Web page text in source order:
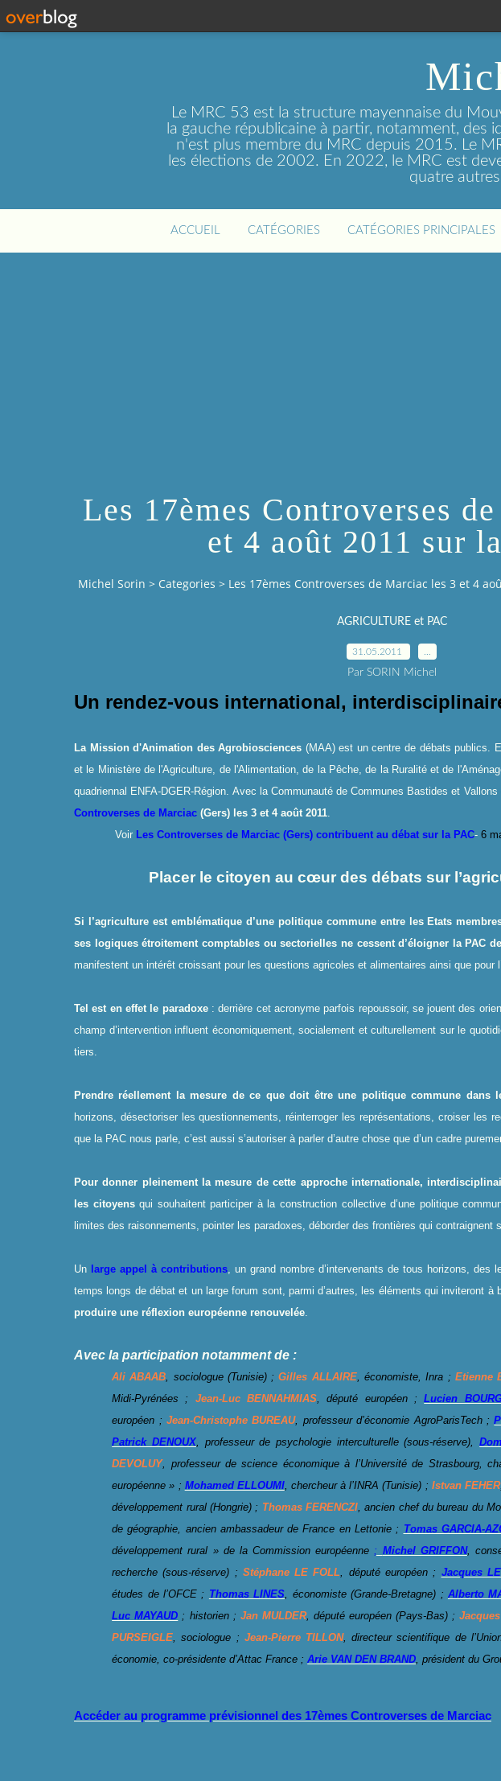
Le MRC 53 est la structure mayennaise du
la gauche républicaine à partir, notamment, des
n'est plus membre du MRC depuis 2015. Le
les élections de 2002. En 2022, le MRC est
quatre
ACCUEIL CATÉGORIES CATÉGORIES PRINCIPALES
Les 17èmes Controverses
et 4 août 2011 sur
Michel Sorin > Categories > Les 17èmes Controverses de Marciac les 3 et 4
AGRICULTURE et PAC
31.05.2011
Par SORIN Michel
Un rendez-vous international,
La Mission d'Animation des Agrobiosciences (MAA) est un centre de débats publics.
et le Ministère de l'Agriculture, de l 'Alimentation, de la Pêche, de la Ruralité et de l '
quadriennal ENFA-DGER-Région. Avec la Communauté de Communes Bastides et
Controverses de Marciac (Gers) les 3 et 4 août 2011
Voir Les Controverses de Marciac (Gers) contribuent au débat sur la PAC-6
Placer le citoyen au cœur des débats sur
Si l’agriculture est emblématique d’une politique commune entre les Etats
ses logiques étroitement comptables ou sectorielles ne cessent d’éloigner la PAC
manifestent un intérêt croissant pour les questions agricoles et alimentaires ainsi que pour
Tel est en effet le paradoxe: derrière cet acronyme parfois repoussoir, se jouent des
champ d’intervention influent économiquement, socialement et culturellement sur le
tiers.
Prendre réellement la mesure de ce que doit être une politique commune dans
horizons, désectoriser les questionnements, réinterroger les représentations, croiser les
que la PAC nous parle, c’est aussi s’autoriser à parler d’autre chose que d’un cadre
Pour donner pleinement la mesure de cette approche internationale,
les citoyens qui souhaitent participer à la construction collective d’une politique
limites des raisonnements, pointer les paradoxes, déborder des frontières qui contraignent
Un large appel à contributions , un grand nombre d’intervenants de tous horizons,
temps longs de débat et un large forum sont, parmi d’autres, les éléments qui inviteront
produire une réflexion européenne renouvelée
Avec la participation notamment de :
Ali ABAAB , sociologue (Tunisie) ; Gilles ALLAIRE, économiste, Inra ; Etienne
Midi-Pyrénées ;
Jean-Luc BENNAHMIAS , député européen ; Lucien
européen ; Jean-Christophe BUREAU, professeur d’économie AgroParisTech ;
Patrick DENOUX, professeur de psychologie interculturelle (sous-réserve),
DEVOLUY, professeur de science économique à l’Université de Strasbourg,
européenne » ; Mohamed ELLOUMI, chercheur à l’INRA (Tunisie) ; Istvan FEHER
développement rural (Hongrie) ; Thomas FERENCZI, ancien chef du bureau du
de géographie, ancien ambassadeur de France en Lettonie ; Tomas GARCIA-
développement rural » de la Commission européenne ; Michel GRIFFON,
recherche (sous-réserve) ; Stéphane LE FOLL , député européen ; Jacques
études de l’OFCE ; Thomas LINES , économiste (Grande-Bretagne) ; Alberto
Luc MAYAUD ; historien ; Jan MULDER, député européen (Pays-Bas) ;
PURSEIGLE , sociologue ; Jean-Pierre TILLON, directeur scientifique de
économie, co-présidente d’Attac France ; Arie VAN DEN BRAND , président du
Accéder au programme prévisionnel des 17èmes Controverses de Marciac